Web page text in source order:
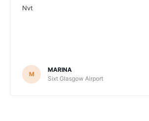
Nvt
M
MARINA
Sixt Glasgow Airport